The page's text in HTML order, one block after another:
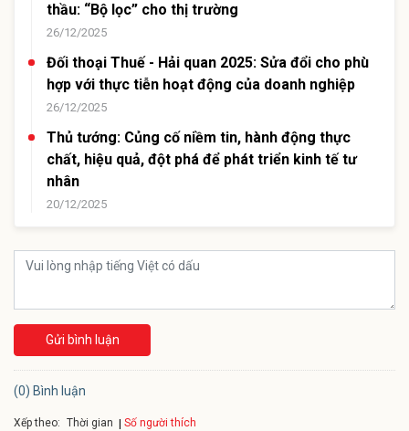
thầu: “Bộ lọc” cho thị trường
26/12/2025
Đối thoại Thuế - Hải quan 2025: Sửa đổi cho phù
hợp với thực tiễn hoạt động của doanh nghiệp
26/12/2025
Thủ tướng: Củng cố niềm tin, hành động thực
chất, hiệu quả, đột phá để phát triển kinh tế tư
nhân
20/12/2025
Gửi bình luận
(0) Bình luận
Xếp theo: Thời gian Số người thích